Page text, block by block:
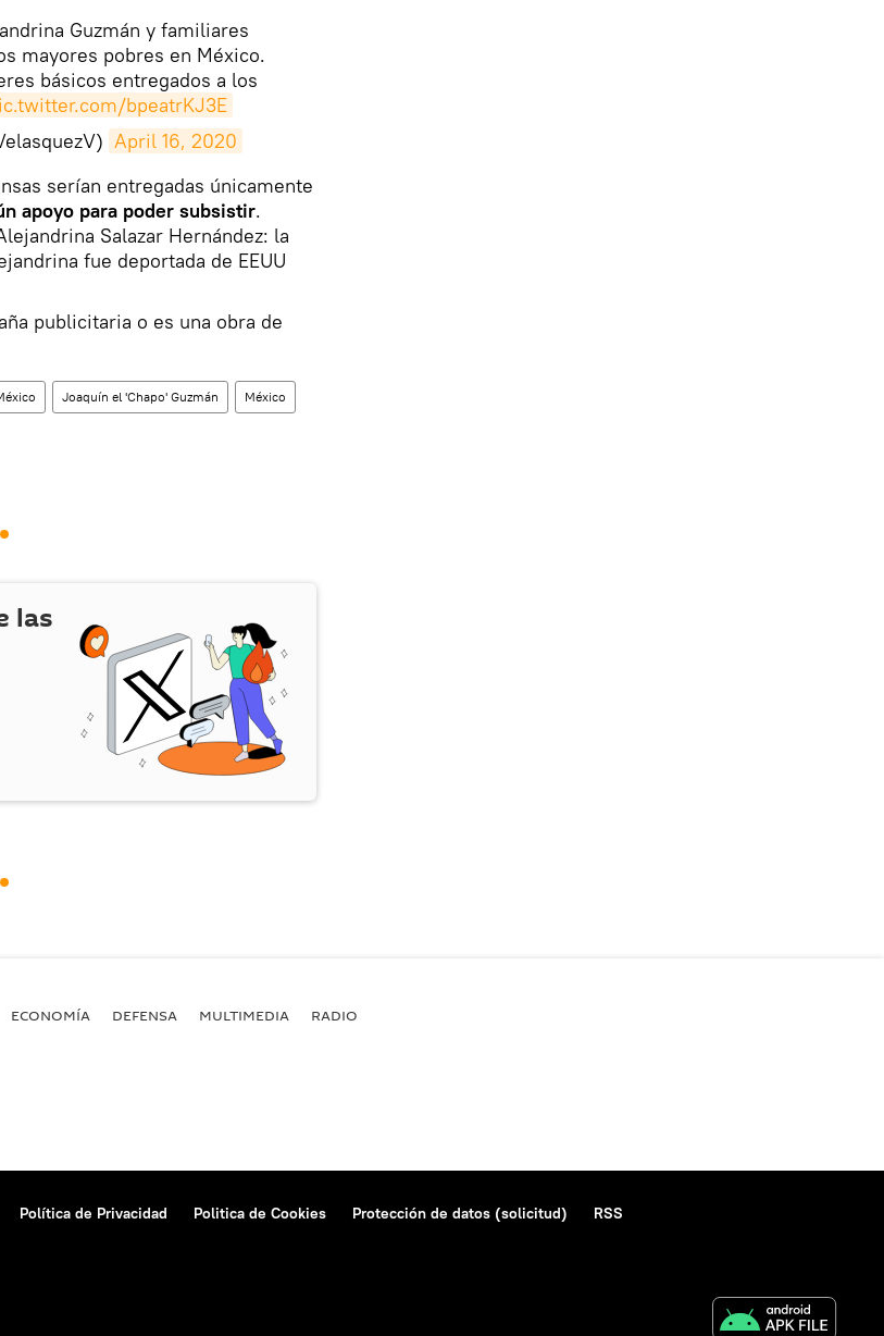
Guzmán y familiares
mayores pobres en México.
básicos entregados a los
bpeatrKJ3E
April 16, 2020
serían entregadas únicamente
apoyo para poder subsistir.
Salazar Hernández: la
fue deportada de EEUU
publicitaria o es una obra de
Joaquín el 'Chapo' Guzmán México
las
ECONOMÍA DEFENSA MULTIMEDIA RADIO
Política de Privacidad Politica de Cookies Protección de datos (solicitud)
RSS